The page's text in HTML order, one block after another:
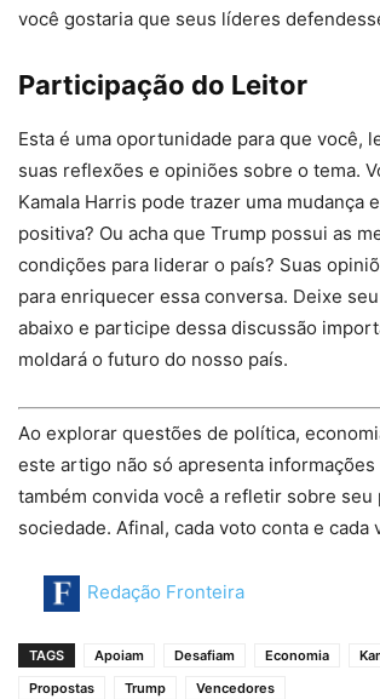
você gostaria que seus líderes
Participação do Leitor
Esta é uma oportunidade para que você,
suas reflexões e opiniões sobre o tema.
Kamala Harris pode trazer uma mudança
positiva? Ou acha que Trump possui as
condições para liderar o país? Suas
para enriquecer essa conversa. Deixe
abaixo e participe dessa discussão
moldará o futuro do nosso país.
Ao explorar questões de política,
este artigo não só apresenta informações
também convida você a refletir sobre seu
sociedade. Afinal, cada voto conta e cada
Redação Fronteira
TAGS Apoiam Desafiam Economia
Propostas
Trump Vencedores